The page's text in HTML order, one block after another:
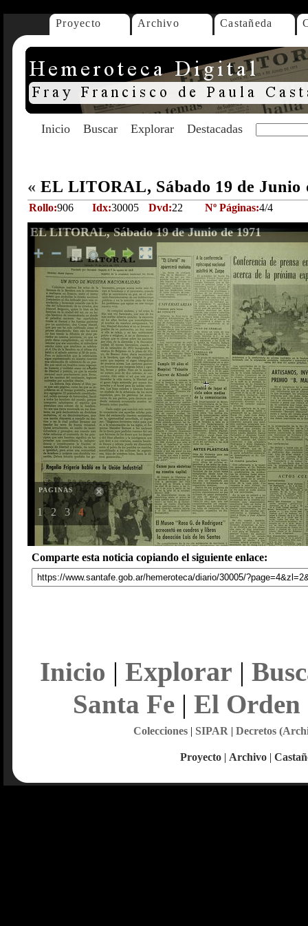
Proyecto Archivo Castañeda
Inicio Buscar Explorar Destacadas
« EL LITORAL, Sábado 19 de Junio
Rollo:906 Idx:30005 Dvd:22 Nº Páginas:4/4
EL LITORAL, Sábado 19 de Junio de 1971
PAGINAS
1 2 3 4
Comparte esta noticia copiando el siguiente enlace:
Inicio | Explorar |
Santa Fe| El Orden
Colecciones| SIPAR | Decretos
Proyecto | Archivo |